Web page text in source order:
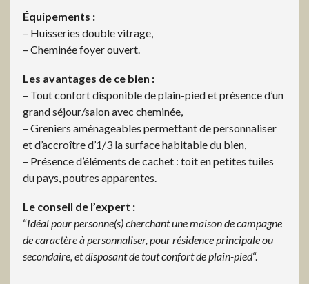
Équipements :
– Huisseries double vitrage,
– Cheminée foyer ouvert.
Les avantages de ce bien :
– Tout confort disponible de plain-pied et présence d’un
grand séjour/salon avec cheminée,
– Greniers aménageables permettant de personnaliser
et d’accroître d’1/3 la surface habitable du bien,
– Présence d’éléments de cachet : toit en petites tuiles
du pays, poutres apparentes.
Le conseil de l’expert :
“Idéal pour personne(s) cherchant une maison de campagne
de caractère à personnaliser, pour résidence principale ou
secondaire, et disposant de tout confort de plain-pied“.